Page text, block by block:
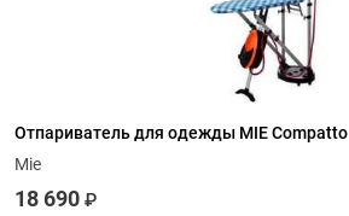
Отпариватель для одежды MIE Compatto
Mie
18 690 ₽